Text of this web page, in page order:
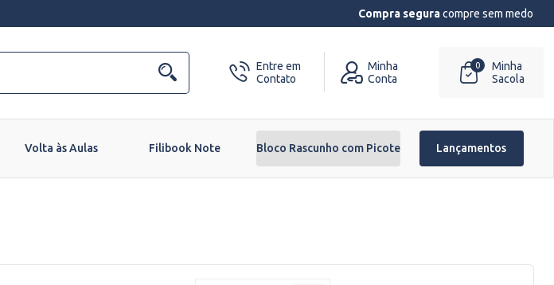
Compra seguracompre sem medo
Entre em
Contato
Minha
Conta
0
Minha
Sacola
Volta às Aulas Filibook Note Bloco Rascunho com Picote Lançamentos